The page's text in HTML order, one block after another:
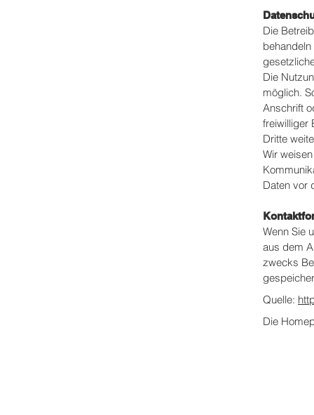
Die
Die
möglich.
Anschrift
freiwilliger
Dritte
Wir
Daten vor
Wenn Sie
aus dem
zwecks
Quelle:
Die